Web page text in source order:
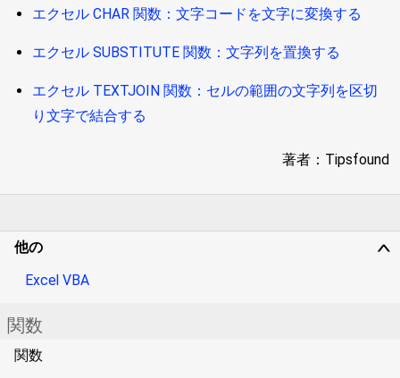
エクセル CHAR 関数：文字コードを文字に変換する
エクセル SUBSTITUTE 関数：文字列を置換する
エクセル TEXTJOIN 関数：セルの範囲の文字列を区切
り文字で結合する
著者：Tipsfound
∨
他の
Excel VBA
関数
関数